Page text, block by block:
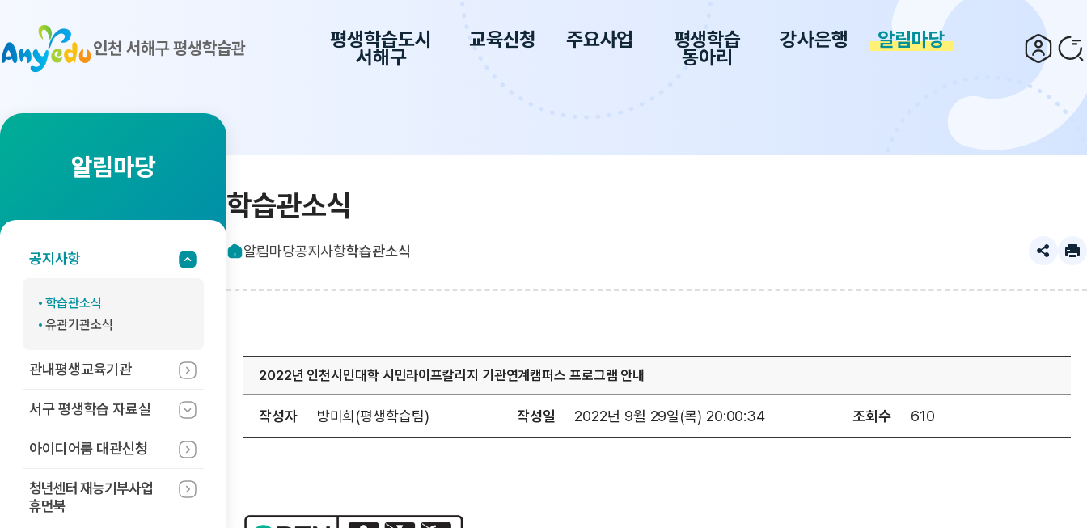
인천 서해구 평생학습관 평생학습도시
서해구
교육신청 주요사업 평생학습
동아리
강사은행 알림마당
알림마당
공지사항
학습관소식
유관기관소식
관내평생교육기관
서구 평생학습자료실
아이디어룸 대관신청
청년센터 재능기부사업
휴먼북
학습관소식
알림마당공지사항학습관소식
2022년 인천시민대학 시민라이프칼리지 기관연계캠퍼스 프로그램 안내
작성자 방미희(평생학습팀) 작성일 2022년 9월 29일(목) 20:00:34 조회수 610